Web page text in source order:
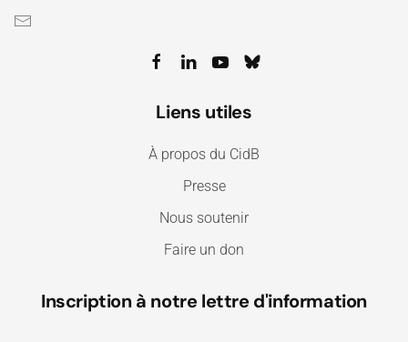
Liens utiles
À propos du CidB
Presse
Nous soutenir
Faire un don
Inscription à notre lettre d'information